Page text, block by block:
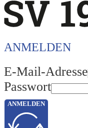
ANMELDEN
E-Mail-Adresse
Passwort
ANMELDEN